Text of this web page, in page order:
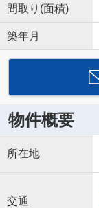
間取り(面積)
築年月
物件概要
所在地
交通